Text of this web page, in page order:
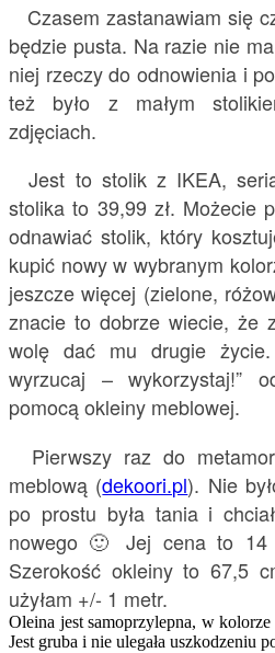
Czasem zastanawiam się
będzie pusta. Na razie nie
niej rzeczy do odnowienia i
też było z małym
zdjęciach.
Jest to stolik z IKEA,
stolika to 39,99 zł. Możecie
odnawiać stolik, który
kupić nowy w wybranym
jeszcze więcej (zielone,
znacie to dobrze wiecie, że
wolę dać mu drugie
wyrzucaj – wykorzystaj!”
pomocą okleiny meblowej.
Pierwszy raz do
meblową (dekoori.pl). Nie
po prostu była tania i
nowego 🙂 Jej cena to 14
Szerokość okleiny to 67,5
użyłam +/- 1 metr.
Oleina jest samoprzylepna, w
Jest gruba i nie ulegała uszkodzeniu